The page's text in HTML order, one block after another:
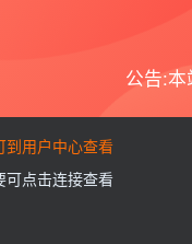
隐藏，请评论后刷新页
者非法用途，否则，一
喜欢该程序，请支持正版
和研究软件内含的设计思
按此说明研究软件!
着力为用户提供优资资源。
小时内删除。如需体验更多
公告:
到用户中心查看
可点击连接查看